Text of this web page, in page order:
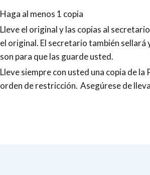
Haga al menos 1 copia
Lleve el original y las copias al
el original. El secretario también sellará
son para que las guarde usted.
Lleve siempre con usted una copia de la
orden de restricción. Asegúrese de